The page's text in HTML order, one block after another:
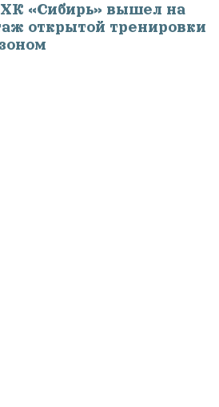
«Сибирь» вышел на
открытой тренировки